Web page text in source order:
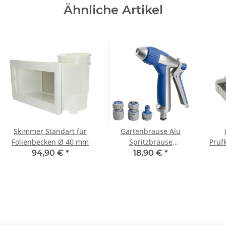
Ähnliche Artikel
Skimmer Standart für
Folienbecken Ø 40 mm
94,90 € *
Gartenbrause Alu
Spritzbrause
Sprühpistole stufenlos
18,90 € *